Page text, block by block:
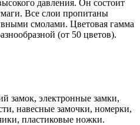
давления. Он состоит
Все слои пропитаны
смолами. Цветовая гамма
(от 50 цветов).
замок, электронные замки,
навесные замочки, номерки,
пластиковые ножки.